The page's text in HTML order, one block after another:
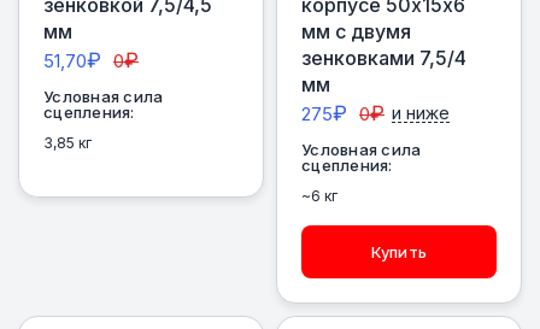
зенковкой 7,5/4,5
мм
51,70₽ 0₽
Условная сила
сцепления:
3,85 кг
корпусе 50х15х6
мм с двумя
зенковками 7,5/4
мм
275₽ 0₽ и ниже
Условная сила
сцепления:
~6 кг
Купить